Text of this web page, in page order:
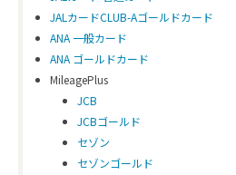
JALカードCLUB-Aゴールドカード
ANA 一般カード
ANA ゴールドカード
MileagePlus
JCB
JCBゴールド
セゾン
セゾンゴールド